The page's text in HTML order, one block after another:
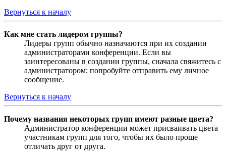
Вернуться к началу
Как мне стать лидером группы?
Лидеры групп обычно назначаются при их создании
администраторами конференции. Если вы
заинтересованы в создании группы, сначала свяжитесь с
администратором; попробуйте отправить ему личное
сообщение.
Вернуться к началу
Почему названия некоторых групп имеют разные цвета?
Администратор конференции может присваивать цвета
участникам групп для того, чтобы их было проще
отличать друг от друга.